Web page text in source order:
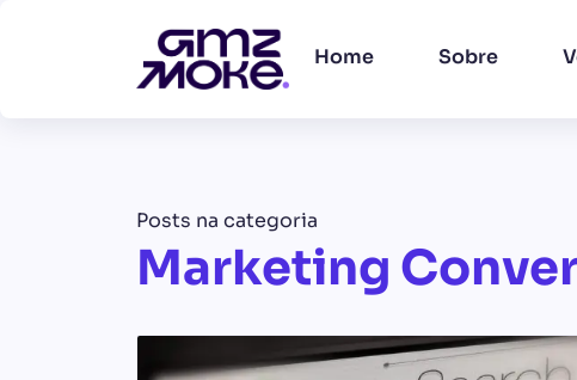
Home Sobre
Posts na categoria
Marketing